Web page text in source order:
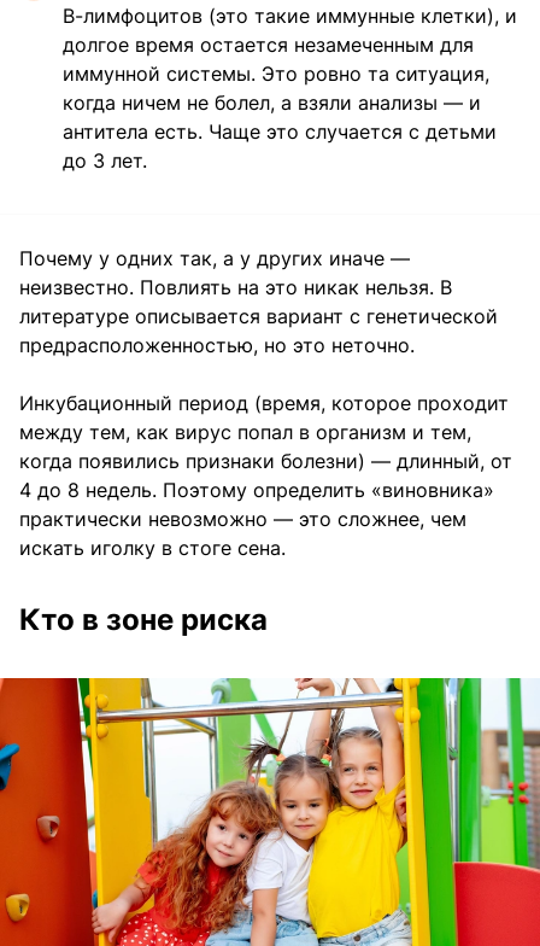
В-лимфоцитов (это такие иммунные клетки), и
долгое время остается незамеченным для
иммунной системы. Это ровно та ситуация,
когда ничем не болел, а взяли анализы — и
антитела есть. Чаще это случается с детьми
до 3 лет.
Почему у одних так, а у других иначе —
неизвестно. Повлиять на это никак нельзя. В
литературе описывается вариант с генетической
предрасположенностью, но это неточно.
Инкубационный период (время, которое проходит
между тем, как вирус попал в организм и тем,
когда появились признаки болезни) — длинный, от
4 до 8 недель. Поэтому определить «виновника»
практически невозможно — это сложнее, чем
искать иголку в стоге сена.
Кто в зоне риска